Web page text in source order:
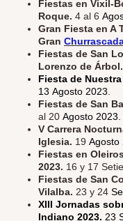
Fiestas en Vixil-
Roque. 4 al 6
Gran Fiesta en A
Gran
Fiestas de San
Lorenzo de Árbol.
Fiesta de
13 Agosto 2023.
Fiestas de San
al 20 Agosto 2023.
V Carrera
Iglesia. 19 Agosto
Fiestas en
2023. 16 y 17
Fiestas de San
Vilalba. 23 y 24
XIII Jornadas
Indiano 2023. 23